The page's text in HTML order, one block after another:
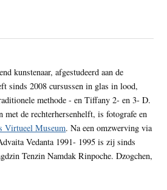
kunstenaar, afgestudeerd aan de
sinds 2008 cursussen in glas in lood,
methode - en Tiffany 2- en 3- D.
met de rechterhersenhelft, is fotografe en
Virtueel Museum. Na een omzwerving via
Vedanta 1991- 1995 is zij sinds
Tenzin Namdak Rinpoche. Dzogchen,